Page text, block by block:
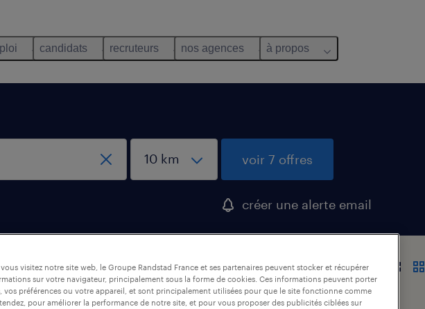
candidats recruteurs nos agences à propos
voir 7 offres
créer une alerte email
Cher
visitez notre site web, le Groupe Randstad France et ses partenaires peuvent stocker et récupérer
sur votre navigateur, principalement sous la forme de cookies. Ces informations peuvent porter
vos préférences ou votre appareil, et sont principalement utilisées pour que le site fonctionne comme
pour améliorer la performance de notre site, et pour vous proposer des publicités ciblées sur